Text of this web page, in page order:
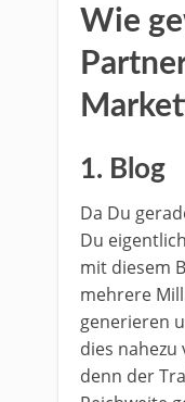
Wie
1. Blog
Da Du
Du
mit diesem
mehrere
generieren
dies
denn der